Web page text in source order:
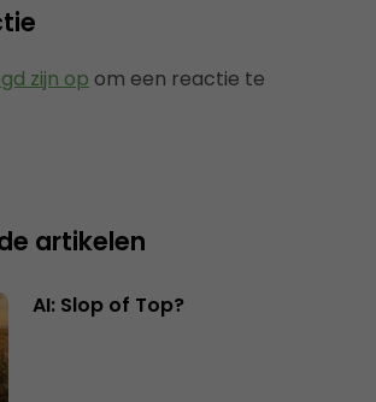
zijn op om een reactie te
artikelen
AI: Slop of Top?